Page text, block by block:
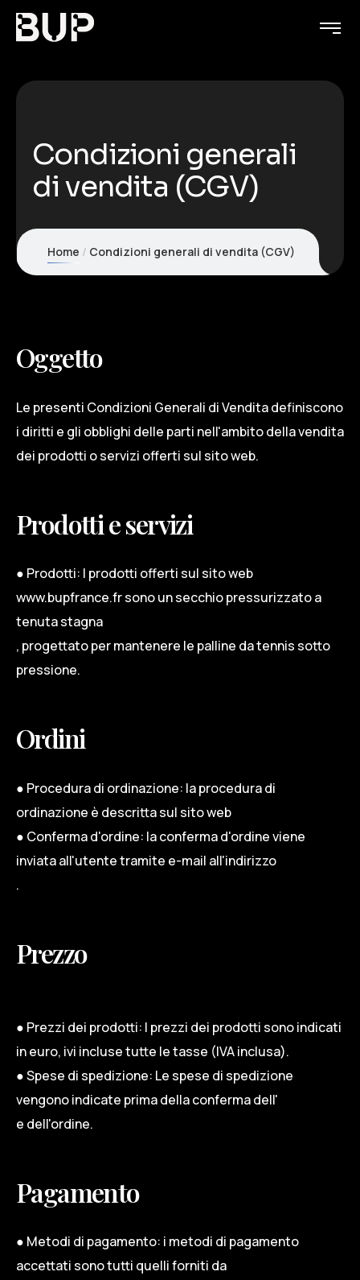
Condizioni generali
di vendita (CGV)
Home Condizioni generali di vendita (CGV)
Oggetto
Le presenti Condizioni Generali di Vendita definiscono
i diritti e gli obblighi delle parti nell'ambito della vendita
dei prodotti o servizi offerti sul sito web.
Prodotti e servizi
● Prodotti: I prodotti offerti sul sito web
www.bupfrance.fr sono un secchio pressurizzato a
tenuta stagna
, progettato per mantenere le palline da tennis sotto
pressione.
Ordini
● Procedura di ordinazione: la procedura di
ordinazione è descritta sul sito web
● Conferma d'ordine: la conferma d'ordine viene
inviata all'utente tramite e-mail all'indirizzo
.
Prezzo
● Prezzi dei prodotti: I prezzi dei prodotti sono indicati
in euro, ivi incluse tutte le tasse (IVA inclusa).
● Spese di spedizione: Le spese di spedizione
vengono indicate prima della conferma dell'
e dell'ordine.
Pagamento
● Metodi di pagamento: i metodi di pagamento
accettati sono tutti quelli forniti da